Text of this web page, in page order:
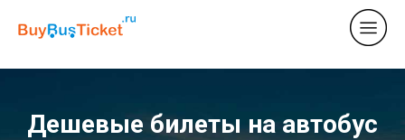
Дешевые билеты на автобус